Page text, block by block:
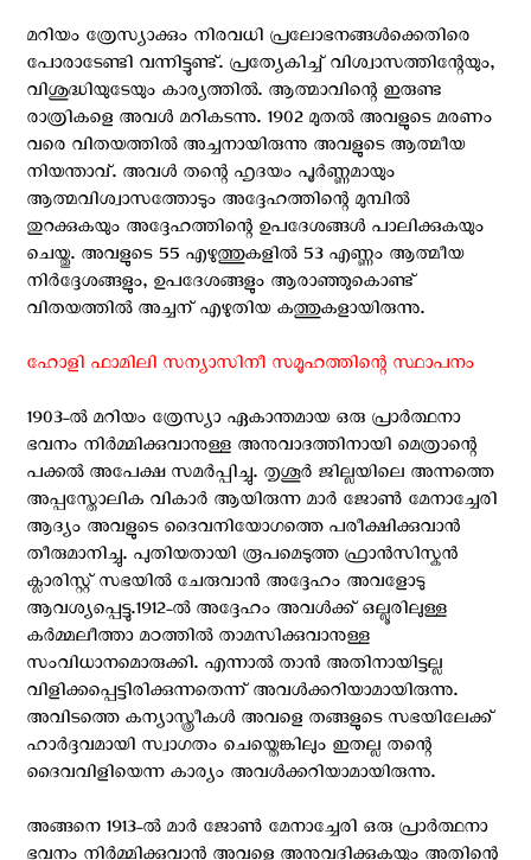
മറിയം ത്രേസ്യാക്കും നിരവധി പ്രലോഭനങ്ങള്‍ക്കെതിരെ
പോരാടേണ്ടി വന്നിട്ടുണ്ട്. പ്രത്യേകിച്ച് വിശ്വാസത്തിന്റേയും,
വിശുദ്ധിയുടേയും കാര്യത്തില്‍. ആത്മാവിന്റെ ഇരുണ്ട
രാത്രികളെ അവള്‍ മറികടന്നു. 1902 മുതല്‍ അവളുടെ മരണം
വരെ വിതയത്തില്‍ അച്ചനായിരുന്നു അവളുടെ ആത്മീയ
നിയന്താവ്‌. അവള്‍ തന്റെ ഹൃദയം പൂര്‍ണ്ണമായും
ആത്മവിശ്വാസത്തോടും അദ്ദേഹത്തിന്റെ മുമ്പില്‍
തുറക്കുകയും അദ്ദേഹത്തിന്റെ ഉപദേശങ്ങള്‍ പാലിക്കുകയും
ചെയ്തു. അവളുടെ 55 എഴുത്തുകളില്‍ 53 എണ്ണം ആത്മീയ
നിര്‍ദ്ദേശങ്ങളും, ഉപദേശങ്ങളും ആരാഞ്ഞുകൊണ്ട്
വിതയത്തില്‍ അച്ചന് എഴുതിയ കത്തുകളായിരുന്നു.
ഹോളി ഫാമിലി സന്യാസിനീ സമൂഹത്തിന്റെ സ്ഥാപനം
1903-ല്‍ മറിയം ത്രേസ്യാ ഏകാന്തമായ ഒരു പ്രാര്‍ത്ഥനാ
ഭവനം നിര്‍മ്മിക്കുവാനുള്ള അനുവാദത്തിനായി മെത്രാന്റെ
പക്കല്‍ അപേക്ഷ സമര്‍പ്പിച്ചു. തൃശൂര്‍ ജില്ലയിലെ അന്നത്തെ
അപ്പസ്തോലിക വികാര്‍ ആയിരുന്ന മാര്‍ ജോണ്‍ മേനാച്ചേരി
ആദ്യം അവളുടെ ദൈവനിയോഗത്തെ പരീക്ഷിക്കുവാന്‍
തീരുമാനിച്ചു. പുതിയതായി രൂപമെടുത്ത ഫ്രാന്‍സിസ്കന്‍
ക്ലാരിസ്റ്റ് സഭയില്‍ ചേരുവാന്‍ അദ്ദേഹം അവളോടു
ആവശ്യപ്പെട്ടു.1912-ല്‍ അദ്ദേഹം അവള്‍ക്ക്‌ ഒല്ലൂരിലുള്ള
കര്‍മ്മലീത്താ മഠത്തില്‍ താമസിക്കുവാനുള്ള
സംവിധാനമൊരുക്കി. എന്നാല്‍ താന്‍ അതിനായിട്ടല്ല
വിളിക്കപ്പെട്ടിരിക്കുന്നതെന്ന് അവള്‍ക്കറിയാമായിരുന്നു.
അവിടത്തെ കന്യാസ്ത്രീകള്‍ അവളെ തങ്ങളുടെ സഭയിലേക്ക്
ഹാര്‍ദ്ദവമായി സ്വാഗതം ചെയ്തെങ്കിലും ഇതല്ല തന്റെ
ദൈവവിളിയെന്ന കാര്യം അവള്‍ക്കറിയാമായിരുന്നു.
അങ്ങനെ 1913-ല്‍ മാര്‍ ജോണ്‍ മേനാച്ചേരി ഒരു പ്രാര്‍ത്ഥനാ